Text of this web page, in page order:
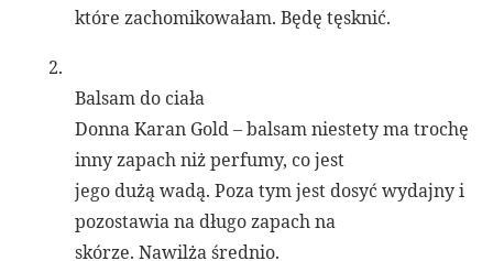
które zachomikowałam. Będę tęsknić.
2.
Balsam do ciała
Donna Karan Gold – balsam niestety ma trochę
inny zapach niż perfumy, co jest
jego dużą wadą. Poza tym jest dosyć wydajny i
pozostawia na długo zapach na
skórze. Nawilża średnio.